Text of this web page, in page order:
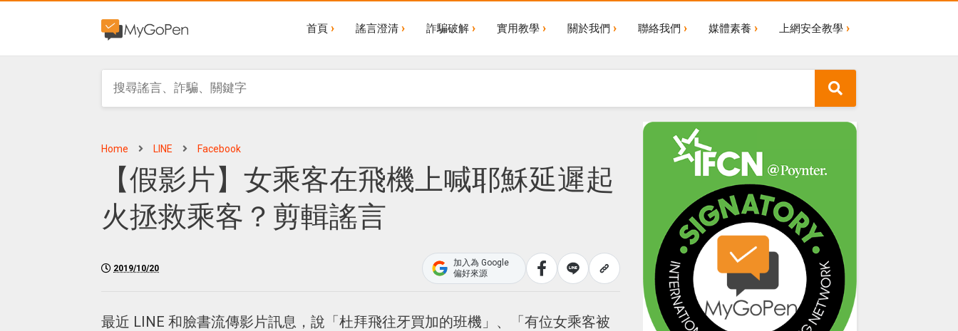
首頁 謠言澄清 詐騙破解 實用教學 關於我們 聯絡我們 媒體素養 上網安全教學
Home LINE Facebook
【假影片】女乘客在飛機上喊耶穌延遲起
火拯救乘客？剪輯謠言
2019/10/20
加入為 Google
偏好來源
最近 LINE 和臉書流傳影片訊息，說「杜拜飛往牙買加的班機」、「有位女乘客被